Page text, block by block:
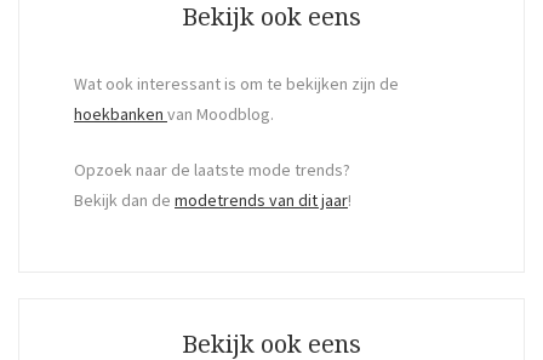
Bekijk ook eens
Wat ook interessant is om te bekijken zijn de
hoekbanken van Moodblog.
Opzoek naar de laatste mode trends?
Bekijk dan de modetrends van dit jaar!
Bekijk ook eens